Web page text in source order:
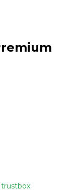
trustbox